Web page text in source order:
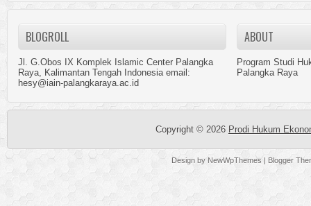
BLOGROLL
Jl. G.Obos IX Komplek Islamic Center Palangka
Raya, Kalimantan Tengah Indonesia email:
hesy@iain-palangkaraya.ac.id
ABOUT
Program Studi
Palangka Raya
Copyright © 2026 Prodi Hukum
Design by NewWpThemes | Blogger